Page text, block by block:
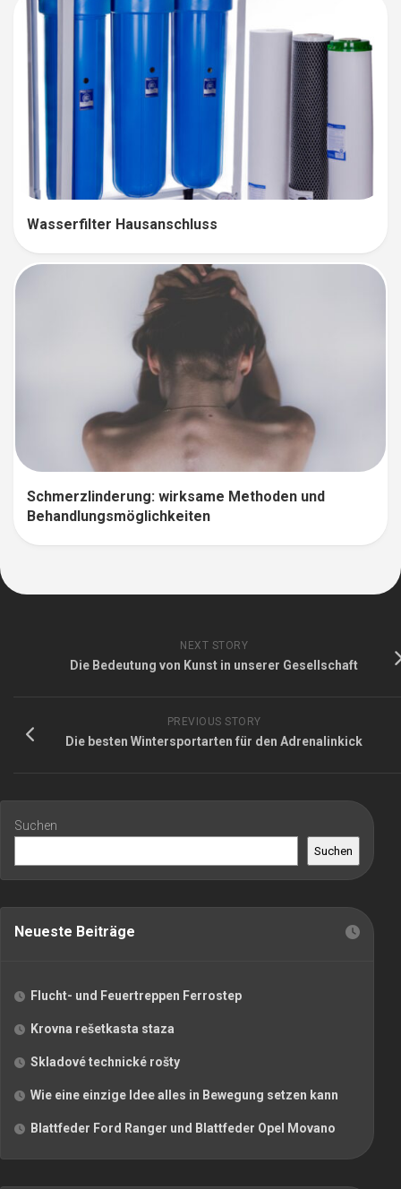
Wasserfilter Hausanschluss
Schmerzlinderung: wirksame Methoden und
Behandlungsmöglichkeiten
NEXT STORY
Die Bedeutung von Kunst in unserer Gesellschaft
PREVIOUS STORY
Die besten Wintersportarten für den Adrenalinkick
Suchen
Suchen
Neueste Beiträge
Flucht- und Feuertreppen Ferrostep
Krovna rešetkasta staza
Skladové technické rošty
Wie eine einzige Idee alles in Bewegung setzen kann
Blattfeder Ford Ranger und Blattfeder Opel Movano